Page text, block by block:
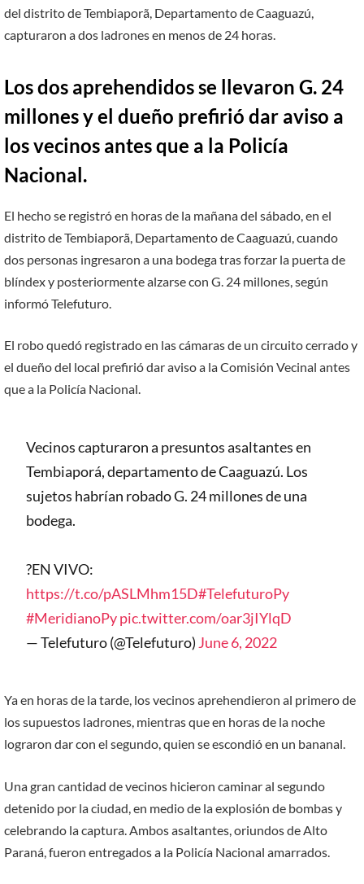
del distrito de Tembiaporã, Departamento de Caaguazú,
capturaron a dos ladrones en menos de 24 horas.
Los dos aprehendidos se llevaron G. 24
millones y el dueño prefirió dar aviso a
los vecinos antes que a la Policía
Nacional.
El hecho se registró en horas de la mañana del sábado, en el
distrito de Tembiaporã, Departamento de Caaguazú, cuando
dos personas ingresaron a una bodega tras forzar la puerta de
blíndex y posteriormente alzarse con G. 24 millones, según
informó Telefuturo.
El robo quedó registrado en las cámaras de un circuito cerrado y
el dueño del local prefirió dar aviso a la Comisión Vecinal antes
que a la Policía Nacional.
Vecinos capturaron a presuntos asaltantes en
Tembiaporá, departamento de Caaguazú. Los
sujetos habrían robado G. 24 millones de una
bodega.
?EN VIVO:
https://t.co/pASLMhm15D#TelefuturoPy
#MeridianoPypic.twitter.com/oar3jIYlqD
— Telefuturo (@Telefuturo) June 6, 2022
Ya en horas de la tarde, los vecinos aprehendieron al primero de
los supuestos ladrones, mientras que en horas de la noche
lograron dar con el segundo, quien se escondió en un bananal.
Una gran cantidad de vecinos hicieron caminar al segundo
detenido por la ciudad, en medio de la explosión de bombas y
celebrando la captura. Ambos asaltantes, oriundos de Alto
Paraná, fueron entregados a la Policía Nacional amarrados.